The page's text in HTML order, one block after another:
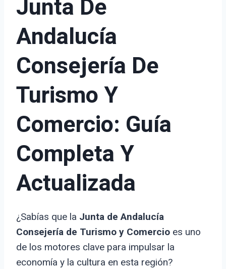
Junta De
Andalucía
Consejería De
Turismo Y
Comercio: Guía
Completa Y
Actualizada
¿Sabías que la Junta de Andalucía
Consejería de Turismo y Comercio es uno
de los motores clave para impulsar la
economía y la cultura en esta región?